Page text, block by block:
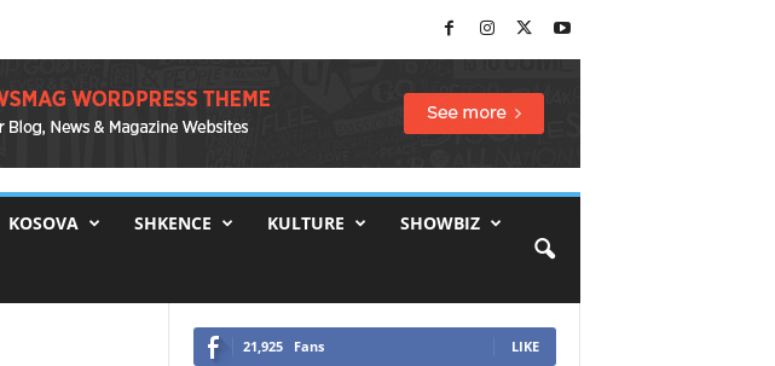
KOSOVA SHKENCE KULTURE SHOWBIZ
21,925 Fans LIKE